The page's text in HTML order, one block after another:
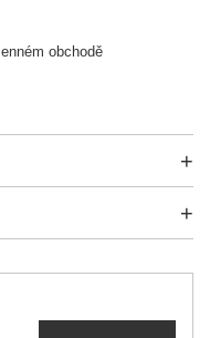
obchodě